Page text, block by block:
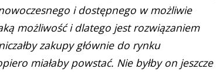
i dostępnego w możliwie
możliwość i dlatego jest rozwiązaniem
zakupy głównie do rynku
miałaby powstać. Nie byłby on jeszcze